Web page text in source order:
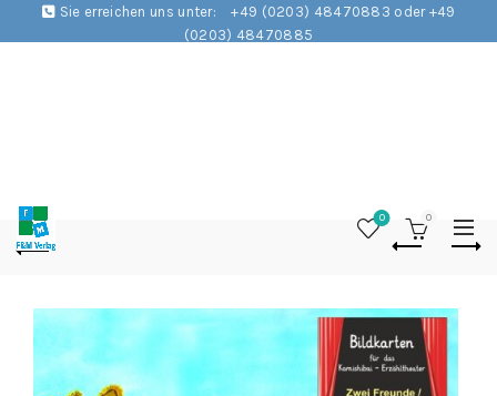
Sie erreichen uns unter:
+49 (0203) 48470883 oder +49
(0203) 48470885
0 0